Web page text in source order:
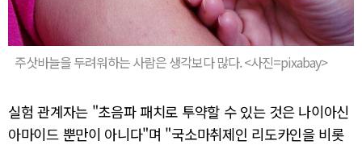
주삿바늘을 두려워하는 사람은 생각보다 많다. <사진=pixabay>
실험 관계자는 "초음파 패치로 투약할 수 있는 것은 나이아신
아마이드 뿐만이 아니다"며 "국소마취제인 리도카인을 비롯